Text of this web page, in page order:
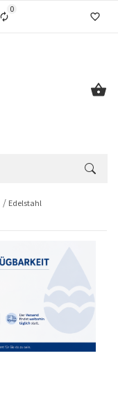
0Liste ist leer
Edelstahl